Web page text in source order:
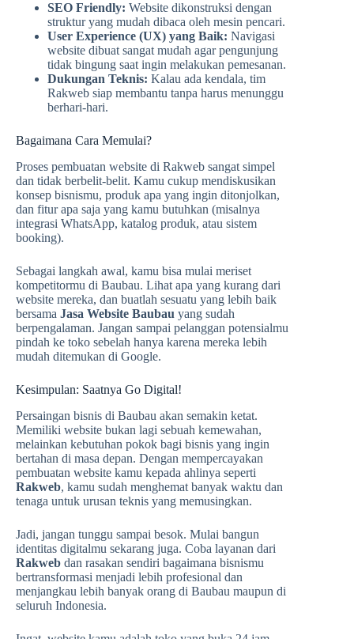
SEO Friendly: Website dikonstruksi dengan
struktur yang mudah dibaca oleh mesin pencari.
User Experience (UX) yang Baik: Navigasi
website dibuat sangat mudah agar pengunjung
tidak bingung saat ingin melakukan pemesanan.
Dukungan Teknis: Kalau ada kendala, tim
Rakweb siap membantu tanpa harus menunggu
berhari-hari.
Bagaimana Cara Memulai?
Proses pembuatan website di Rakweb sangat simpel
dan tidak berbelit-belit. Kamu cukup mendiskusikan
konsep bisnismu, produk apa yang ingin ditonjolkan,
dan fitur apa saja yang kamu butuhkan (misalnya
integrasi WhatsApp, katalog produk, atau sistem
booking).
Sebagai langkah awal, kamu bisa mulai meriset
kompetitormu di Baubau. Lihat apa yang kurang dari
website mereka, dan buatlah sesuatu yang lebih baik
bersama Jasa Website Baubau yang sudah
berpengalaman. Jangan sampai pelanggan potensialmu
pindah ke toko sebelah hanya karena mereka lebih
mudah ditemukan di Google.
Kesimpulan: Saatnya Go Digital!
Persaingan bisnis di Baubau akan semakin ketat.
Memiliki website bukan lagi sebuah kemewahan,
melainkan kebutuhan pokok bagi bisnis yang ingin
bertahan di masa depan. Dengan mempercayakan
pembuatan website kamu kepada ahlinya seperti
Rakweb, kamu sudah menghemat banyak waktu dan
tenaga untuk urusan teknis yang memusingkan.
Jadi, jangan tunggu sampai besok. Mulai bangun
identitas digitalmu sekarang juga. Coba layanan dari
Rakweb dan rasakan sendiri bagaimana bisnismu
bertransformasi menjadi lebih profesional dan
menjangkau lebih banyak orang di Baubau maupun di
seluruh Indonesia.